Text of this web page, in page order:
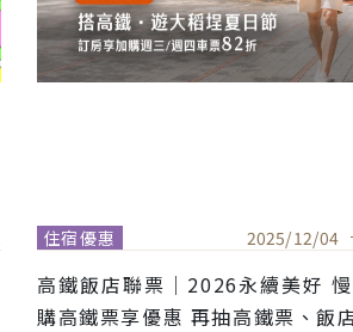
住宿優惠 2025/12/04
高鐵飯店聯票｜2026永續美好 慢遊台
購高鐵票享優惠 再抽高鐵票、飯